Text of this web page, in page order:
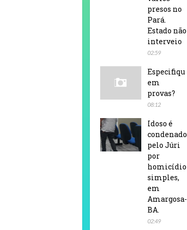
presos no
Pará.
Estado não
interveio
02:59
Especifiqu
em
provas?
08:12
Idoso é
condenado
pelo Júri
por
homicídio
simples,
em
Amargosa-
BA.
02:49